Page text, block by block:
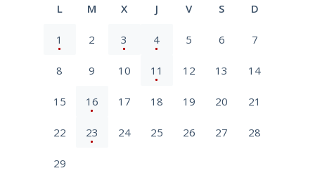
L M X J V S D
1 2 3 4 5 6 7
8 9 10 11 12 13 14
15 16 17 18 19 20 21
22 23 24 25 26 27 28
29